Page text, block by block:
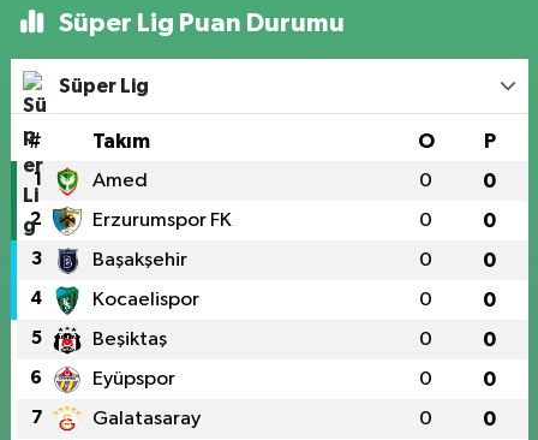
Süper Lig Puan Durumu
Süper Lig
# Takım O P
1 Amed 0 0
2 Erzurumspor FK 0 0
3 Başakşehir 0 0
4 Kocaelispor 0 0
5 Beşiktaş 0 0
6 Eyüpspor 0 0
7 Galatasaray 0 0